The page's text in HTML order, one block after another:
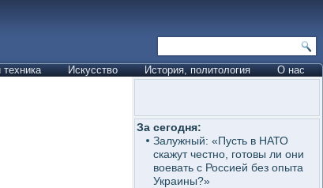
Искусство История, политология О нас
За сегодня:
Залужный: «Пусть в НАТО
скажут честно, готовы ли они
воевать с Россией без опыта
Украины?»